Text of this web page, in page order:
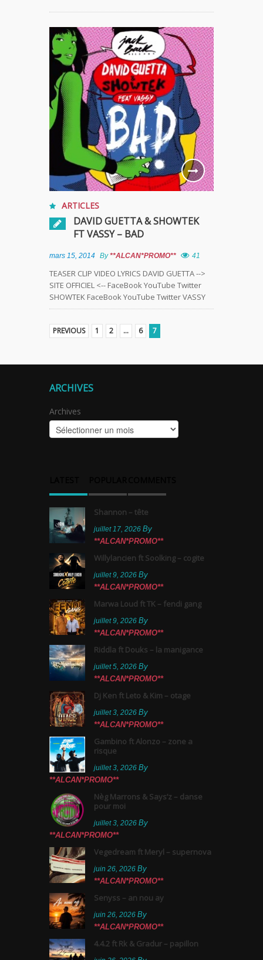
ARTICLES
DAVID GUETTA & SHOWTEK
FT VASSY – BAD
mars 15, 2014 By**ALCAN*PROMO** 41
TEASER CLIP VIDEO LYRICS DAVID GUETTA -->
SITE OFFICIEL <-- FaceBook YouTube Twitter
SHOWTEK FaceBook YouTube Twitter VASSY
PREVIOUS 1 2 … 6 7
ARCHIVES
Archives
Shannon – tête
juillet 17, 2026 By
**ALCAN*PROMO**
Willylancien ft Soolking – cogite
juillet 9, 2026 By
**ALCAN*PROMO**
Marwa Loud ft TK – fendi gang
juillet 9, 2026 By
**ALCAN*PROMO**
Riddla ft Douks – la manigance
juillet 5, 2026 By
**ALCAN*PROMO**
Dj Ken ft Leto & Kim – otage
juillet 3, 2026 By
**ALCAN*PROMO**
Gambino ft Alonzo – zone a
risque
juillet 3, 2026 By
**ALCAN*PROMO**
Nèg Marrons & Says’z – danse
pour moi
juillet 3, 2026 By
**ALCAN*PROMO**
Vegedream ft Meryl – supernova
juin 26, 2026 By
**ALCAN*PROMO**
Senyss – an nou ay
juin 26, 2026 By
**ALCAN*PROMO**
4.4.2 ft Rk & Gradur – papillon